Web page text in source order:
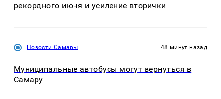
рекордного июня и усиление вторички
Новости Самары 48 минут назад
Муниципальные автобусы могут вернуться в
Самару